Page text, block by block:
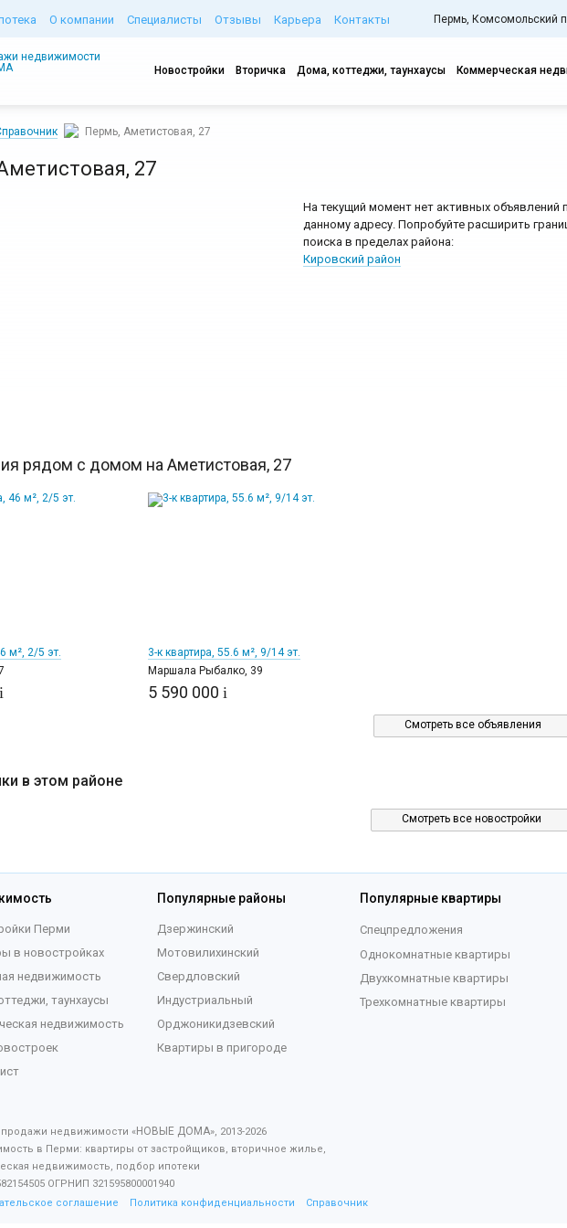
О компании Специалисты Отзывы Карьера Контакты Пермь, Комсомольский
Новостройки Вторичка Дома, коттеджи, таунхаусы Коммерческая
Пермь, Аметистовая, 27
27
На текущий момент нет активных объявлений
данному адресу. Попробуйте расширить
поиска в пределах района:
Кировский район
рядом с домом на Аметистовая, 27
м², 2/5 эт.
i
3-к квартира, 55.6 м², 9/14 эт.
Маршала Рыбалко, 39
5 590 000 i
Смотреть все объявления
в этом районе
Смотреть все новостройки
Перми
в новостройках
недвижимость
таунхаусы
недвижимость
Популярные районы
Дзержинский
Мотовилихинский
Свердловский
Индустриальный
Орджоникидзевский
Квартиры в пригороде
Популярные квартиры
Спецпредложения
Однокомнатные квартиры
Двухкомнатные квартиры
Трехкомнатные квартиры
недвижимости «НОВЫЕ ДОМА», 2013-2026
в Перми: квартиры от застройщиков, вторичное жилье,
недвижимость, подбор ипотеки
ОГРНИП 321595800001940
соглашение
Политика конфиденциальности Справочник